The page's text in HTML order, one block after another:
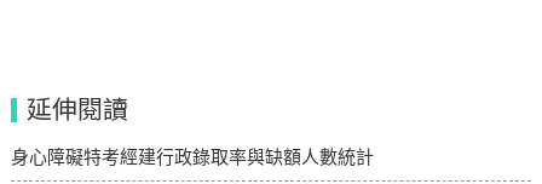
延伸閱讀
身心障礙特考經建行政錄取率與缺額人數統計